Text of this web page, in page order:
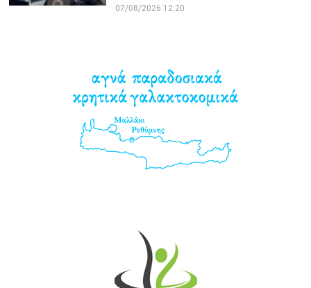
07/08/2026 12:20